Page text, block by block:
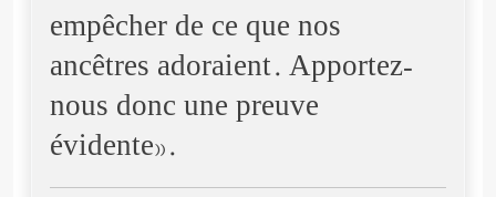
empêcher de ce que nos
ancêtres adoraient. Apportez-
nous donc une preuve
évidente».